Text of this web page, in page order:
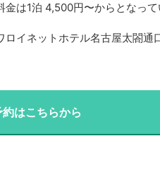
は1泊 4,500円〜からとなって
イネットホテル名古屋太閤通
はこちらから